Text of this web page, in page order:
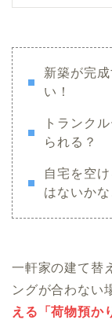
新築が完
い！
トランク
られる？
自宅を空
はないか
一軒家の建て替
ングが合わない
える「荷物預か